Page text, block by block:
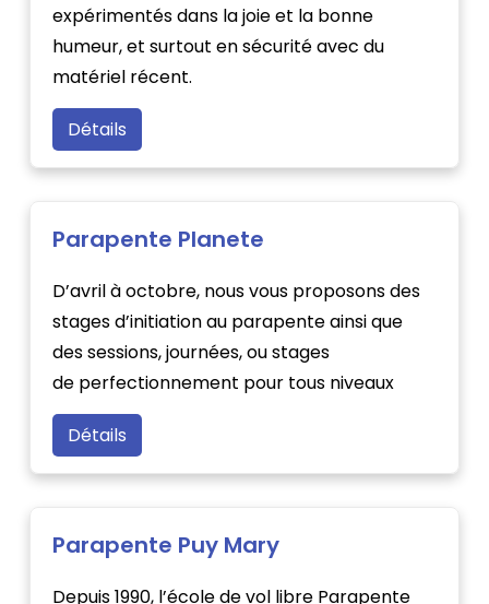
expérimentés dans la joie et la bonne
humeur, et surtout en sécurité avec du
matériel récent.
Détails
Parapente Planete
D’avril à octobre, nous vous proposons des
stages d’initiation au parapente ainsi que
des sessions, journées, ou stages
de perfectionnement pour tous niveaux
Détails
Parapente Puy Mary
Depuis 1990, l’école de vol libre Parapente